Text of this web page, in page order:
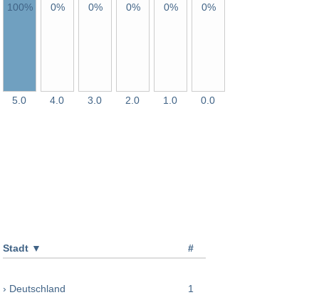
100%
5.0
0%
4.0
0%
3.0
0%
2.0
0%
1.0
0%
0.0
Stadt ▼ #
› Deutschland 1